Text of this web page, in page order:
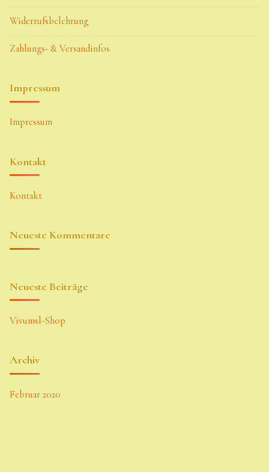
Widerrufsbelehrung
Zahlungs- & Versandinfos
Impressum
Impressum
Kontakt
Kontakt
Neueste Kommentare
Neueste Beiträge
Vivumsl-Shop
Archiv
Februar 2020